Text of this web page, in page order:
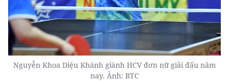
Nguyễn Khoa Diệu Khánh giành HCV đơn nữ giải đấu năm
nay. Ảnh: BTC